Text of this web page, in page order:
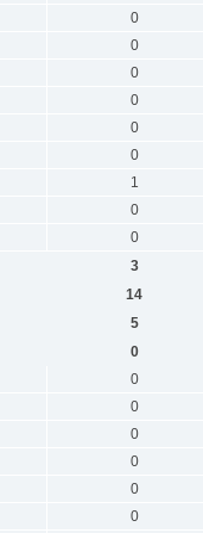
0
0
0
0
0
0
1
0
0
3
14
5
0
0
0
0
0
0
0